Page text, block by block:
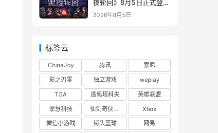
夜轮回》8月5日正式登陆
Steam，首发9折优惠开
2026年8月5日
标签云
ChinaJoy 腾讯
索尼
影之刃零
独立游戏
weplay
TGA
逃离塔科夫
英雄联盟
掌慧科技
仙剑奇侠传四
Xbox
微信小游戏
街头篮球
网易